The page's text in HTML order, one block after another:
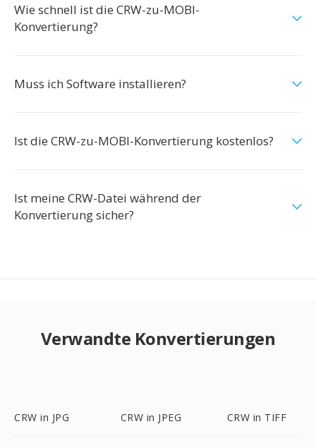
Wie schnell ist die CRW-zu-MOBI-
Konvertierung?
Muss ich Software installieren?
Ist die CRW-zu-MOBI-Konvertierung kostenlos?
Ist meine CRW-Datei während der
Konvertierung sicher?
Verwandte Konvertierungen
CRW in JPG CRW in JPEG CRW in TIFF